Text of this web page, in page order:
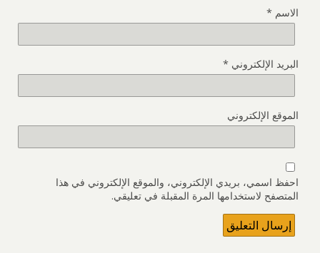
الاسم *
البريد الإلكتروني *
الموقع الإلكتروني
احفظ اسمي، بريدي الإلكتروني، والموقع الإلكتروني في هذا
المتصفح لاستخدامها المرة المقبلة في تعليقي.